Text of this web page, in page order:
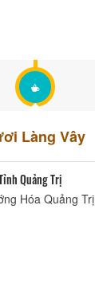
Làng Vây
Quảng Trị
Hóa Quảng Trị